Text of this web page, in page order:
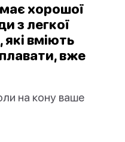
хорошої
з легкої
вміють
вже
на кону ваше